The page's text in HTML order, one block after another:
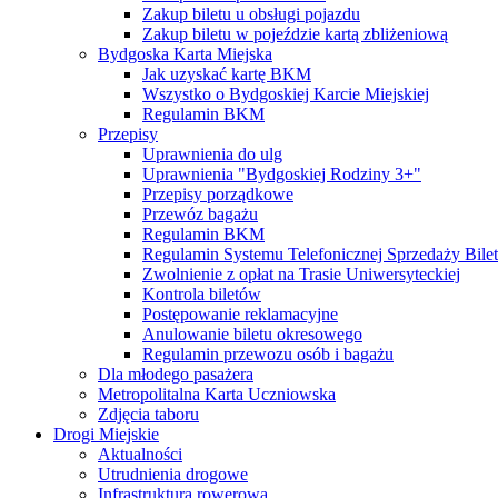
Zakup biletu u obsługi pojazdu
Zakup biletu w pojeździe kartą zbliżeniową
Bydgoska Karta Miejska
Jak uzyskać kartę BKM
Wszystko o Bydgoskiej Karcie Miejskiej
Regulamin BKM
Przepisy
Uprawnienia do ulg
Uprawnienia "Bydgoskiej Rodziny 3+"
Przepisy porządkowe
Przewóz bagażu
Regulamin BKM
Regulamin Systemu Telefonicznej Sprzedaży
Zwolnienie z opłat na Trasie Uniwersyteckiej
Kontrola biletów
Postępowanie reklamacyjne
Anulowanie biletu okresowego
Regulamin przewozu osób i bagażu
Dla młodego pasażera
Metropolitalna Karta Uczniowska
Zdjęcia taboru
Drogi Miejskie
Aktualności
Utrudnienia drogowe
Infrastruktura rowerowa